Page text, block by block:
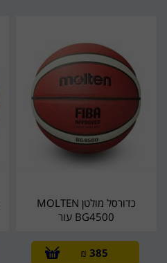
כדורסל מולטן MOLTEN
BG4500 עור
385
₪